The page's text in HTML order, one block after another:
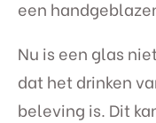
een
Nu is een glas
dat het drinken
beleving is. Dit